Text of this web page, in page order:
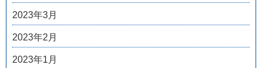
2023年3月
2023年2月
2023年1月